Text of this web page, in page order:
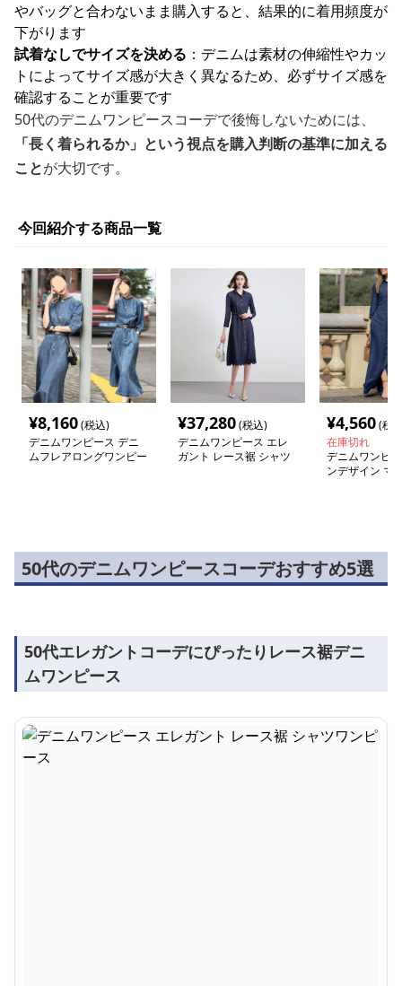
やバッグと合わないまま購入すると、結果的に着用頻度が
下がります
試着なしでサイズを決める ：デニムは素材の伸縮性やカッ
トによってサイズ感が大きく異なるため、必ずサイズ感を
確認することが重要です
50代のデニムワンピースコーデで後悔しないためには、
「長く着られるか」という視点を購入判断の基準に加える
ことが大切です。
今回紹介する商品一覧
¥8,160(税込)
デニムワンピース デニ
ムフレアロングワンピー
¥37,280(税込)
デニムワンピース エレ
ガント レース裾 シャツ
¥4,560(税
在庫切れ
デニムワンピ
ンデザイン マ
50代のデニムワンピースコーデおすすめ5選
50代エレガントコーデにぴったりレース裾デニ
ムワンピース